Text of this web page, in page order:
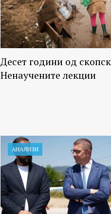
Десет години од
Ненаучените лекции
АНАЛИЗИ